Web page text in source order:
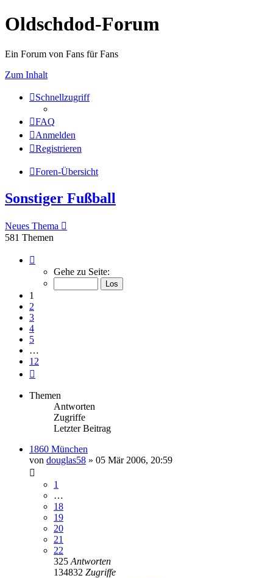
Oldschdod-Forum
Ein Forum von Fans für Fans
Zum Inhalt
Schnellzugriff
FAQ
Anmelden
Registrieren
Foren-Übersicht
Sonstiger Fußball
Neues Thema
581 Themen
von
Gehe zu Seite:
1
2
3
4
5
…
12
Themen
Antworten
Zugriffe
Letzter Beitrag
1860 München
von douglas58 » 05 Mär 2006, 20:59
1
…
18
19
20
21
22
325 Antworten
134832 Zugriffe